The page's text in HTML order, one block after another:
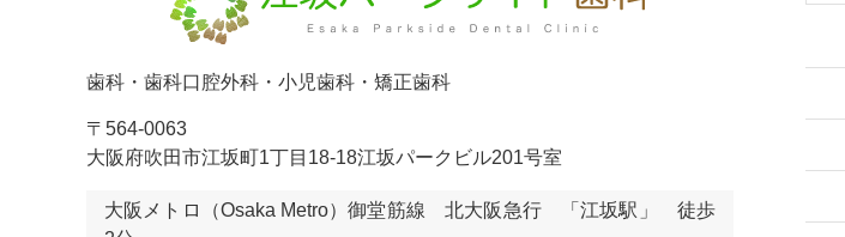
歯科・歯科口腔外科・小児歯科・矯正歯科
〒564-0063
大阪府吹田市江坂町1丁目18-18江坂パークビル201号室
大阪メトロ（Osaka Metro）御堂筋線 北大阪急行 「江坂駅」 徒歩